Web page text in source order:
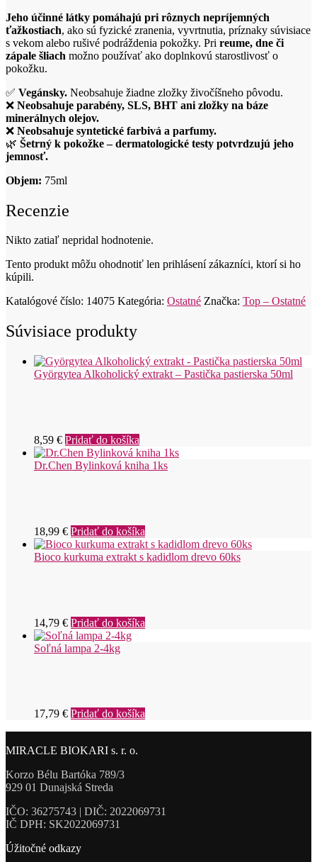
Jeho účinné látky pomáhajú pri rôznych nepríjemných
ťažkostiach, ako sú fyzické zranenia, vyvrtnutia, príznaky súvisiace
s vekom alebo rušivé podráždenia pokožky. Pri reume, dne či
zápale šliach možno používať ako doplnkovú starostlivosť o
pokožku.
✅ Vegánsky. Neobsahuje žiadne zložky živočíšneho pôvodu.
❌ Neobsahuje parabény, SLS, BHT ani zložky na báze
minerálnych olejov.
❌ Neobsahuje syntetické farbivá a parfumy.
🌿 Šetrný k pokožke – dermatologické testy potvrdzujú jeho
jemnosť.
Objem: 75ml
Recenzie
Nikto zatiaľ nepridal hodnotenie.
Tento produkt môžu ohodnotiť len prihlásení zákazníci, ktorí si ho
kúpili.
Katalógové číslo: 14075 Kategória: Ostatné Značka: Top – Ostatné
Súvisiace produkty
Györgytea Alkoholický extrakt – Pastička pastierska 50ml
8,59 € Pridať do košíka
Dr.Chen Bylinková kniha 1ks
18,99 € Pridať do košíka
Bioco kurkuma extrakt s kadidlom drevo 60ks
14,79 € Pridať do košíka
Soľná lampa 2-4kg
17,79 € Pridať do košíka
MIRACLE BIOKARI s. r. o.
Korzo Bélu Bartóka 789/3
929 01 Dunajská Streda
IČO: 36275743 | DIČ: 2022069731
IČ DPH: SK2022069731
Úžitočné odkazy